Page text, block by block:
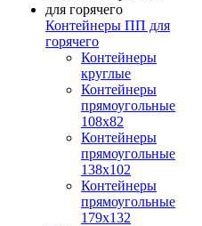
Контейнеры ПП для
горячего
Контейнеры
круглые
Контейнеры
прямоугольные
108х82
Контейнеры
прямоугольные
138х102
Контейнеры
прямоугольные
179х132